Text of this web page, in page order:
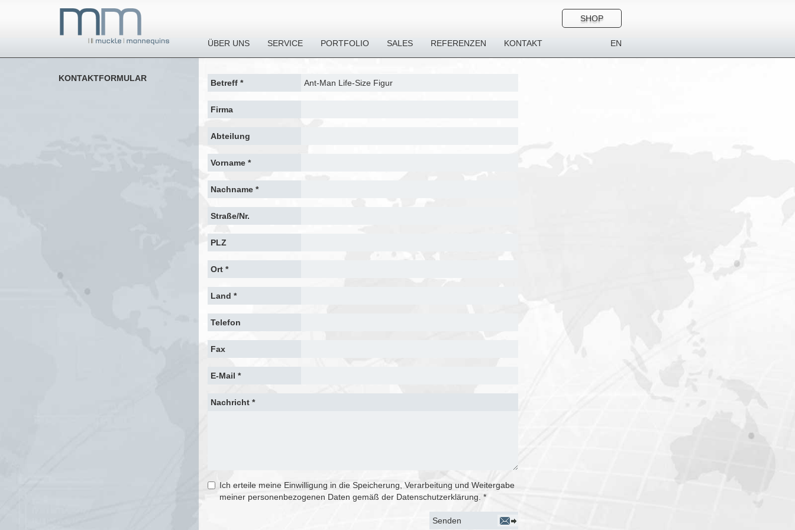
ÜBER UNS SERVICE PORTFOLIO SALES REFERENZEN KONTAKT EN
SHOP
KONTAKTFORMULAR Betreff *
Firma
Abteilung
Vorname *
Nachname *
Straße/Nr.
PLZ
Ort *
Land *
Telefon
Fax
E-Mail *
Nachricht *
Ich erteile meine Einwilligung in die Speicherung, Verarbeitung und Weitergabe
meiner personenbezogenen Daten gemäß der Datenschutzerklärung. *